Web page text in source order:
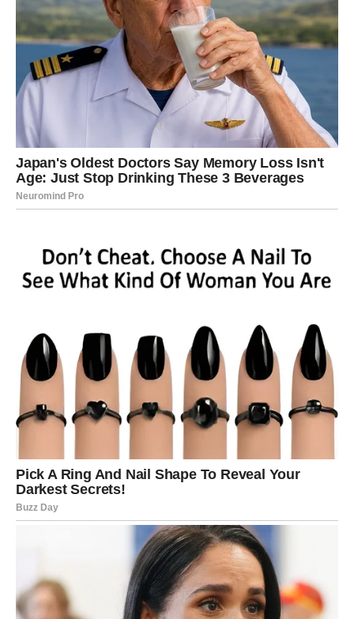
I STRATEŠKI POTEZI
Na poslovnom planu, iduća nedelja tražistrpljenje i
taktiku. Nije vreme za otvorene sukobe, već za pametno
povlačenje poteza u pozadini. Vi najbolje znate kako da
čekate pravi trenutak – i upravo to vam zvezde savetuju.
Moguće je da ćete otkriti nečiju neiskrenost ili skrivene
namere. Nemojte reagovati impulsivno. Sačuvajte
informacije za sebe – uskoro će vam biti korisne. Ako
Zvezde vam poručuju:ne otkrivajte svoje planove svima
NOVAC – OPREZ I KONTROLA
Finansije zahtevaju pažnju. Mogući su neplanirani
troškovi ili potreba da se rešava nešto iz prošlosti.
Zvezde vam savetuju da ne pozajmljujete novac i da ne
Ovo je dobar trenutak za reorganizaciju budžeta i
dugoročno planiranje. Iako možda ne vidite odmah
rezultate, ono što sada postavite donosi stabilnost u
EMOCIJE I PSIHA – DUBOKO